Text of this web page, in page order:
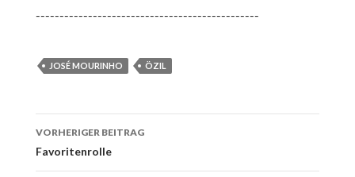
-----------------------------------------------
JOSÉ MOURINHO ÖZIL
Beitrags-
Navigation
VORHERIGER BEITRAG
Favoritenrolle